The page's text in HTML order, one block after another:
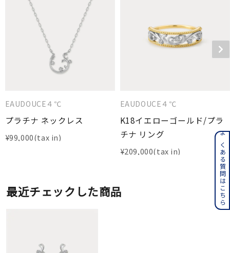
EAUDOUCE４℃
プラチナ ネックレス
¥99,000
EAUDOUCE４℃
K18イエローゴールド/プラ
チナ リング
¥209,000
最近チェックした商品 よくある質問はこちら